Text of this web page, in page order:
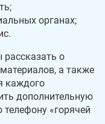
органах;
о
а также
каждого
дополнительную
«горячей